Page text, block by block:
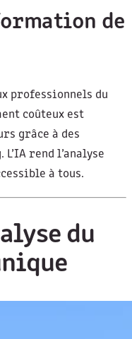
de
professionnels du
coûteux est
grâce à des
rend l’analyse
à tous.
du